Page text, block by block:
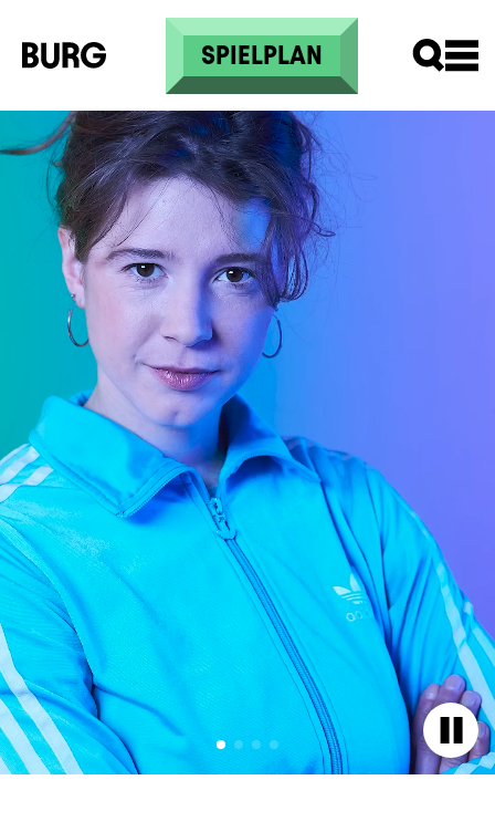
Skip to main content
SPIELPLAN